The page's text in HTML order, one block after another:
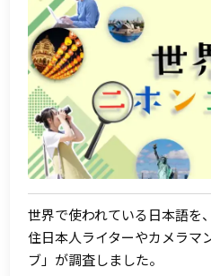
世界で使われている日本語を
住日本人ライターやカメラマ
ブ」が調査しました。